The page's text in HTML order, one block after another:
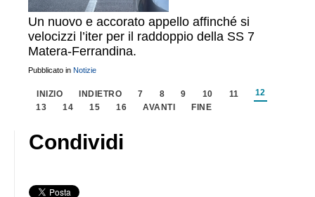
Un nuovo e accorato appello affinché si
velocizzi l’iter per il raddoppio della SS 7
Matera-Ferrandina.
Pubblicato in Notizie
INIZIO INDIETRO 7 8 9 10 11
12
13
14 15 16 AVANTI FINE
Condividi